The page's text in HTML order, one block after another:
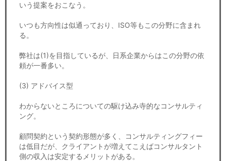
いう提案をおこなう。
いつも方向性は似通っており、ISO等もこの分野に含まれ
る。
弊社は(1)を目指しているが、日系企業からはこの分野の依
頼が一番多い。
(3) アドバイス型
わからないところについての駆け込み寺的なコンサルティ
ング。
顧問契約という契約形態が多く、コンサルティングフィー
は低目だが、クライアントが増えてこえばコンサルタント
側の収入は安定するメリットがある。